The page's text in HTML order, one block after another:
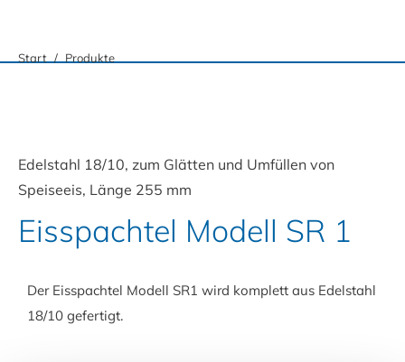
Sie befinden sich hier:
Start Produkte
Edelstahl 18/10, zum Glätten und Umfüllen von
Speiseeis, Länge 255 mm
Eisspachtel Modell SR 1
Der Eisspachtel Modell SR1 wird komplett aus Edelstahl
18/10 gefertigt.